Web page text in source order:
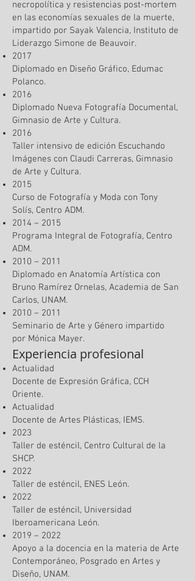
necropolítica y resistencias post-mortem
en las economías sexuales de la muerte,
impartido por Sayak Valencia, Instituto de
Liderazgo Simone de Beauvoir.
2017
Diplomado en Diseño Gráfico, Edumac
Polanco.
2016
Diplomado Nueva Fotografía Documental,
Gimnasio de Arte y Cultura.
2016
Taller intensivo de edición Escuchando
Imágenes con Claudi Carreras, Gimnasio
de Arte y Cultura.
2015
Curso de Fotografía y Moda con Tony
Solís, Centro ADM.
2014 – 2015
Programa Integral de Fotografía, Centro
ADM.
2010 – 2011
Diplomado en Anatomía Artística con
Bruno Ramírez Ornelas, Academia de San
Carlos, UNAM.
2010 – 2011
Seminario de Arte y Género impartido
por Mónica Mayer.
Experiencia profesional
Actualidad
Docente de Expresión Gráfica, CCH
Oriente.
Actualidad
Docente de Artes Plásticas, IEMS.
2023
Taller de esténcil, Centro Cultural de la
SHCP.
2022
Taller de esténcil, ENES León.
2022
Taller de esténcil, Universidad
Iberoamericana León.
2019 – 2022
Apoyo a la docencia en la materia de Arte
Contemporáneo, Posgrado en Artes y
Diseño, UNAM.